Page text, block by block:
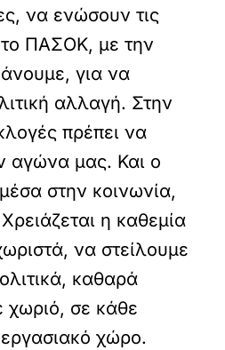
να ενώσουν τις
το ΠΑΣΟΚ, με την
για να
αλλαγή. Στην
πρέπει να
αγώνα μας. Και ο
στην κοινωνία,
η καθεμία
να στείλουμε
καθαρά
χωριό, σε κάθε
χώρο.